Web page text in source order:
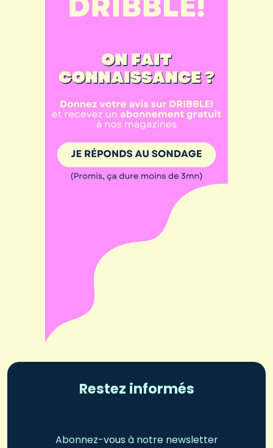
Restez informés
Abonnez-vous à notre newsletter